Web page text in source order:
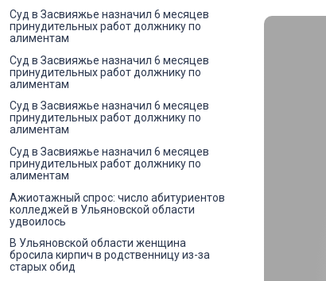
Суд в Засвияжье назначил 6 месяцев
принудительных работ должнику по
алиментам
Суд в Засвияжье назначил 6 месяцев
принудительных работ должнику по
алиментам
Суд в Засвияжье назначил 6 месяцев
принудительных работ должнику по
алиментам
Суд в Засвияжье назначил 6 месяцев
принудительных работ должнику по
алиментам
Ажиотажный спрос: число абитуриентов
колледжей в Ульяновской области
удвоилось
В Ульяновской области женщина
бросила кирпич в родственницу из-за
старых обид